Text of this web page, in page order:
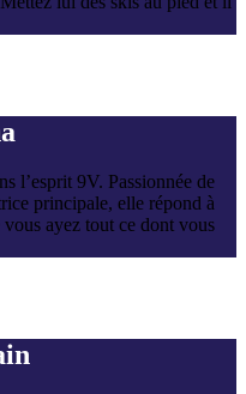
l’esprit 9V. Passionnée de
principale, elle répond à
ayez tout ce dont vous